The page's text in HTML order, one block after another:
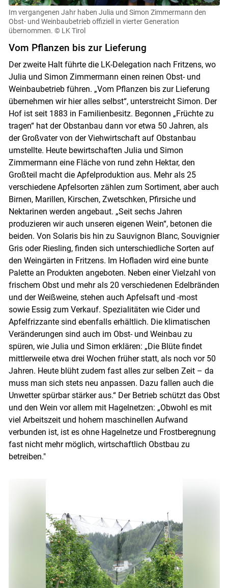
Im vergangenen Jahr haben Julia und Simon Zimmermann den
Obst- und Weinbaubetrieb offiziell in vierter Generation
übernommen. © LK Tirol
Vom Pflanzen bis zur Lieferung
Der zweite Halt führte die LK-Delegation nach Fritzens, wo
Julia und Simon Zimmermann einen reinen Obst- und
Weinbaubetrieb führen. „Vom Pflanzen bis zur Lieferung
übernehmen wir hier alles selbst“, unterstreicht Simon. Der
Hof ist seit 1883 in Familienbesitz. Begonnen „Früchte zu
tragen“ hat der Obstanbau dann vor etwa 50 Jahren, als
der Großvater von der Viehwirtschaft auf Obstanbau
umstellte. Heute bewirtschaften Julia und Simon
Zimmermann eine Fläche von rund zehn Hektar, den
Großteil macht die Apfelproduktion aus. Mehr als 25
verschiedene Apfelsorten zählen zum Sortiment, aber auch
Birnen, Marillen, Kirschen, Zwetschken, Pfirsiche und
Nektarinen werden angebaut. „Seit sechs Jahren
produzieren wir auch unseren eigenen Wein“, betonen die
beiden. Von Solaris bis hin zu Sauvignon Blanc, Souvignier
Gris oder Riesling, finden sich unterschiedliche Sorten auf
den Weingärten in Fritzens. Im Hofladen wird eine bunte
Palette an Produkten angeboten. Neben einer Vielzahl von
frischem Obst und mehr als 20 verschiedenen Edelbränden
und der Weißweine, stehen auch Apfelsaft und -most
sowie Essig zum Verkauf. Spezialitäten wie Cider und
Apfelfrizzante sind ebenfalls erhältlich. Die klimatischen
Veränderungen sind auch im Obst- und Weinbau zu
spüren, wie Julia und Simon erklären: „Die Blüte findet
mittlerweile etwa drei Wochen früher statt, als noch vor 50
Jahren. Heute blüht zudem fast alles zur selben Zeit – da
muss man sich stets neu anpassen. Dazu fallen auch die
Unwetter spürbar stärker aus.“ Der Betrieb schützt das Obst
und den Wein vor allem mit Hagelnetzen: „Obwohl es mit
viel Arbeitszeit und hohem maschinellen Aufwand
verbunden ist, ist es ohne Hagelnetze und Frostberegnung
fast nicht mehr möglich, wirtschaftlich Obstbau zu
betreiben."